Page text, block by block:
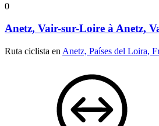
0
Anetz, Vair-sur-Loire à Anetz,
Ruta ciclista en Anetz, Países del Loira,